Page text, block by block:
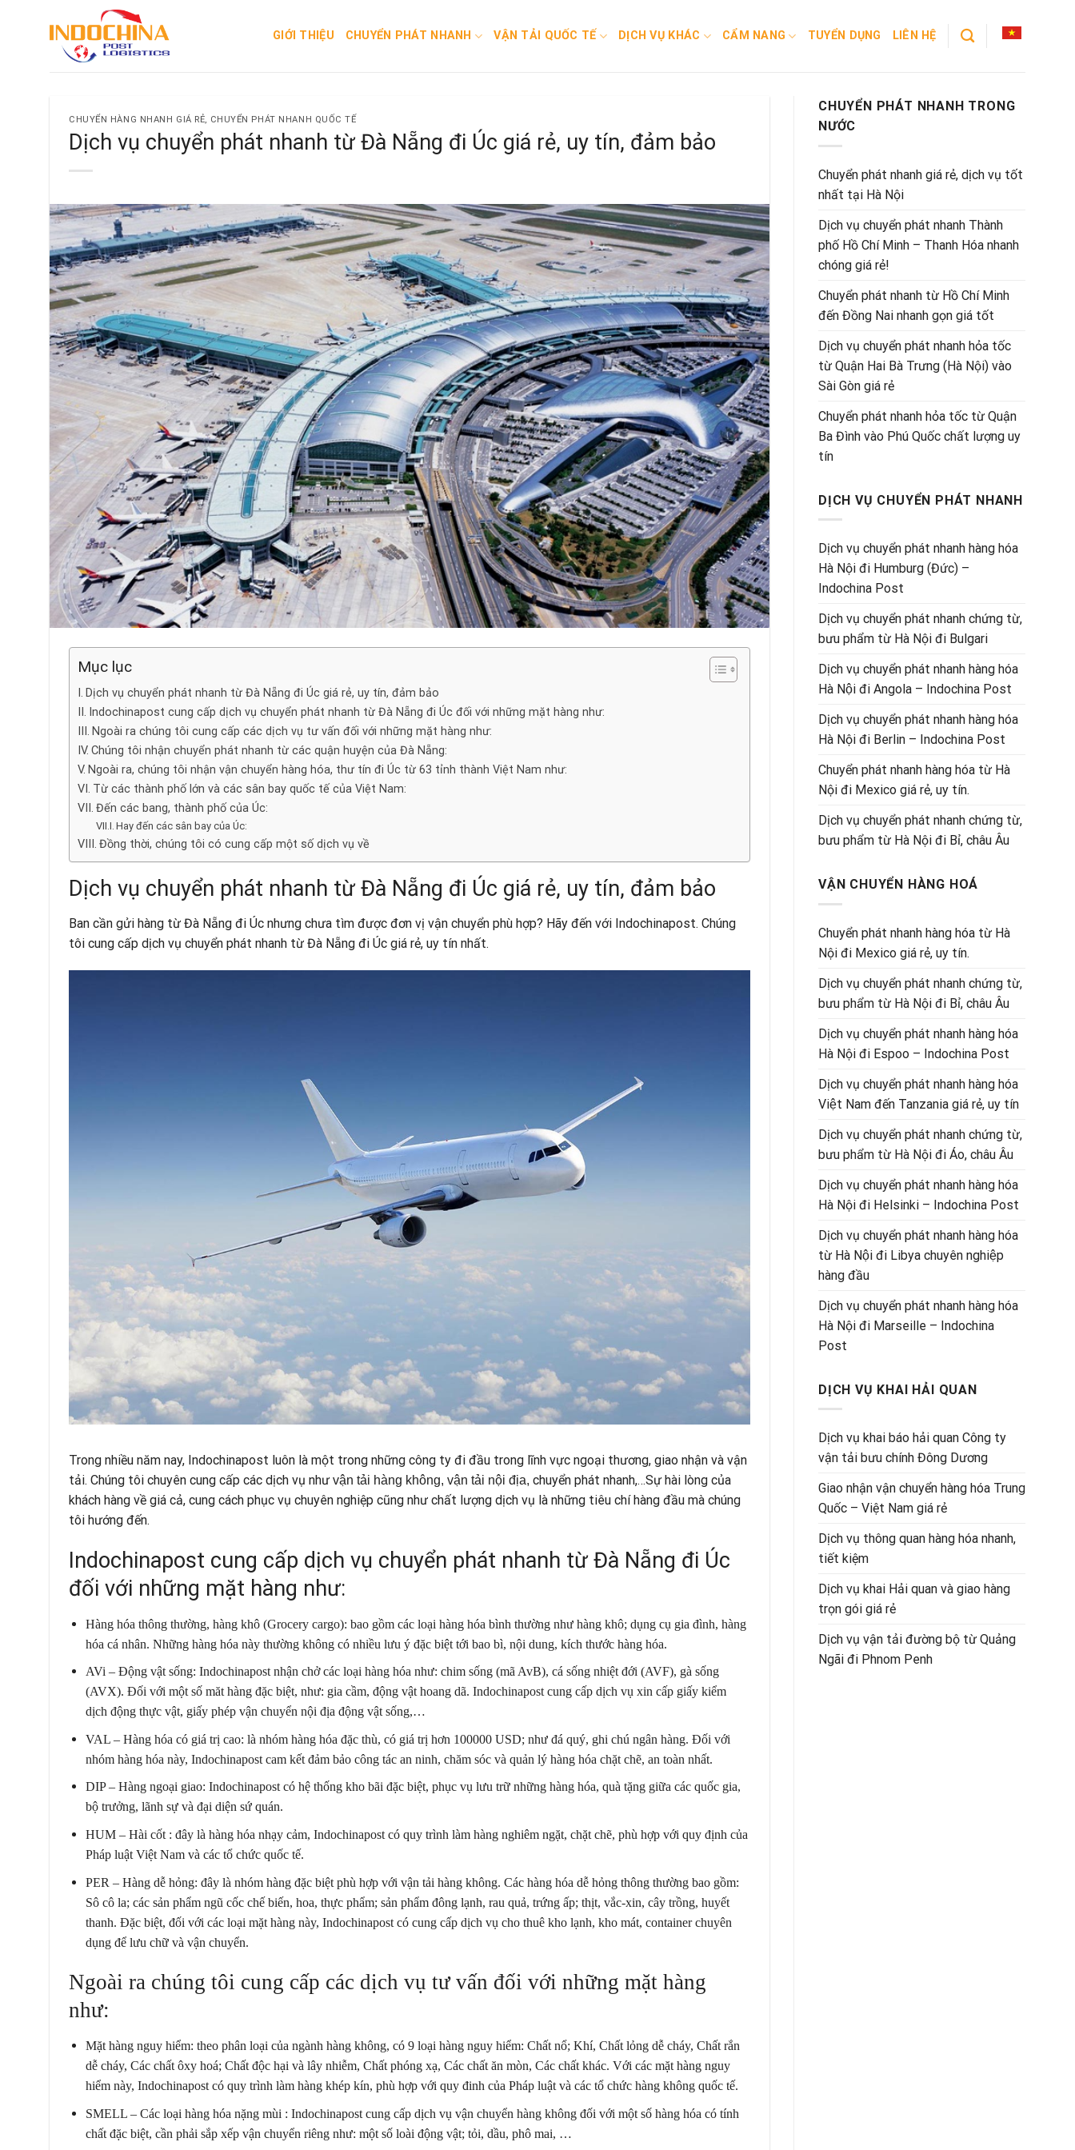
GIỚI THIỆU CHUYỂN PHÁT NHANH VẬN TẢI QUỐC TẾ DỊCH VỤ KHÁC CẨM NANG TUYỂN DỤNG LIÊN HỆ
CHUYỂN HÀNG NHANH GIÁ RẺ, CHUYỂN PHÁT NHANH QUỐC TẾ
Dịch vụ chuyển phát nhanh từ Đà Nẵng đi Úc giá rẻ, uy tín, đảm bảo
Mục lục
Dịch vụ chuyển phát nhanh từ Đà Nẵng đi Úc giá rẻ, uy tín, đảm bảo
Indochinapost cung cấp dịch vụ chuyển phát nhanh từ Đà Nẵng đi Úc đối với những mặt hàng như:
Ngoài ra chúng tôi cung cấp các dịch vụ tư vấn đối với những mặt hàng như:
Chúng tôi nhận chuyển phát nhanh từ các quận huyện của Đà Nẵng:
Ngoài ra, chúng tôi nhận vận chuyển hàng hóa, thư tín đi Úc từ 63 tỉnh thành Việt Nam như:
Từ các thành phố lớn và các sân bay quốc tế của Việt Nam:
Đến các bang, thành phố của Úc:
Hay đến các sân bay của Úc:
Đồng thời, chúng tôi có cung cấp một số dịch vụ về
Dịch vụ chuyển phát nhanh từ Đà Nẵng đi Úc giá rẻ, uy tín, đảm bảo
Ban cần gửi hàng từ Đà Nẵng đi Úc nhưng chưa tìm được đơn vị vận chuyển phù hợp? Hãy đến với Indochinapost. Chúng
tôi cung cấp dịch vụ chuyển phát nhanh từ Đà Nẵng đi Úc giá rẻ, uy tín nhất.
Trong nhiều năm nay, Indochinapost luôn là một trong những công ty đi đầu trong lĩnh vực ngoại thương, giao nhận và vận
tải. Chúng tôi chuyên cung cấp các dịch vụ như vận tải hàng không, vận tải nội địa, chuyển phát nhanh,…Sự hài lòng của
khách hàng về giá cả, cung cách phục vụ chuyên nghiệp cũng như chất lượng dịch vụ là những tiêu chí hàng đầu mà chúng
tôi hướng đến.
Indochinapost cung cấp dịch vụ chuyển phát nhanh từ Đà Nẵng đi Úc
đối với những mặt hàng như:
Hàng hóa thông thường, hàng khô (Grocery cargo): bao gồm các loại hàng hóa bình thường như hàng khô; dụng cụ gia đình, hàng
hóa cá nhân. Những hàng hóa này thường không có nhiều lưu ý đặc biệt tới bao bì, nội dung, kích thước hàng hóa.
AVi – Động vật sống: Indochinapost nhận chở các loại hàng hóa như: chim sống (mã AvB), cá sống nhiệt đới (AVF), gà sống
(AVX). Đối với một số măt hàng đặc biệt, như: gia cầm, động vật hoang dã. Indochinapost cung cấp dịch vụ xin cấp giấy kiểm
dịch động thực vật, giấy phép vận chuyển nội địa động vật sống,…
VAL – Hàng hóa có giá trị cao: là nhóm hàng hóa đặc thù, có giá trị hơn 100000 USD; như đá quý, ghi chú ngân hàng. Đối với
nhóm hàng hóa này, Indochinapost cam kết đảm bảo công tác an ninh, chăm sóc và quản lý hàng hóa chặt chẽ, an toàn nhất.
DIP – Hàng ngoại giao: Indochinapost có hệ thống kho bãi đặc biệt, phục vụ lưu trữ những hàng hóa, quà tặng giữa các quốc gia,
bộ trưởng, lãnh sự và đại diện sứ quán.
HUM – Hài cốt : đây là hàng hóa nhạy cảm, Indochinapost có quy trình làm hàng nghiêm ngặt, chặt chẽ, phù hợp với quy định của
Pháp luật Việt Nam và các tổ chức quốc tế.
PER – Hàng dễ hỏng: đây là nhóm hàng đặc biệt phù hợp với vận tải hàng không. Các hàng hóa dễ hỏng thông thường bao gồm:
Sô cô la; các sản phẩm ngũ cốc chế biến, hoa, thực phẩm; sản phẩm đông lạnh, rau quả, trứng ấp; thịt, vắc-xin, cây trồng, huyết
thanh. Đặc biệt, đối với các loại mặt hàng này, Indochinapost có cung cấp dịch vụ cho thuê kho lạnh, kho mát, container chuyên
dụng để lưu chữ và vận chuyển.
Ngoài ra chúng tôi cung cấp các dịch vụ tư vấn đối với những mặt hàng
như:
Mặt hàng nguy hiểm: theo phân loại của ngành hàng không, có 9 loại hàng nguy hiểm: Chất nổ; Khí, Chất lỏng dễ cháy, Chất rắn
dễ cháy, Các chất ôxy hoá; Chất độc hại và lây nhiễm, Chất phóng xạ, Các chất ăn mòn, Các chất khác. Với các mặt hàng nguy
hiểm này, Indochinapost có quy trình làm hàng khép kín, phù hợp với quy đinh của Pháp luật và các tổ chức hàng không quốc tế.
SMELL – Các loại hàng hóa nặng mùi : Indochinapost cung cấp dịch vụ vận chuyển hàng không đối với một số hàng hóa có tính
chất đặc biệt, cần phải sắp xếp vận chuyển riêng như: một số loài động vật; tỏi, dầu, phô mai, …
CHUYỂN PHÁT NHANH TRONG
NƯỚC
Chuyển phát nhanh giá rẻ, dịch vụ tốt
nhất tại Hà Nội
Dịch vụ chuyển phát nhanh Thành
phố Hồ Chí Minh – Thanh Hóa nhanh
chóng giá rẻ!
Chuyển phát nhanh từ Hồ Chí Minh
đến Đồng Nai nhanh gọn giá tốt
Dịch vụ chuyển phát nhanh hỏa tốc
từ Quận Hai Bà Trưng (Hà Nội) vào
Sài Gòn giá rẻ
Chuyển phát nhanh hỏa tốc từ Quận
Ba Đình vào Phú Quốc chất lượng uy
tín
DỊCH VỤ CHUYỂN PHÁT NHANH
Dịch vụ chuyển phát nhanh hàng hóa
Hà Nội đi Humburg (Đức) –
Indochina Post
Dịch vụ chuyển phát nhanh chứng từ,
bưu phẩm từ Hà Nội đi Bulgari
Dịch vụ chuyển phát nhanh hàng hóa
Hà Nội đi Angola – Indochina Post
Dịch vụ chuyển phát nhanh hàng hóa
Hà Nội đi Berlin – Indochina Post
Chuyển phát nhanh hàng hóa từ Hà
Nội đi Mexico giá rẻ, uy tín.
Dịch vụ chuyển phát nhanh chứng từ,
bưu phẩm từ Hà Nội đi Bỉ, châu Âu
VẬN CHUYỂN HÀNG HOÁ
Chuyển phát nhanh hàng hóa từ Hà
Nội đi Mexico giá rẻ, uy tín.
Dịch vụ chuyển phát nhanh chứng từ,
bưu phẩm từ Hà Nội đi Bỉ, châu Âu
Dịch vụ chuyển phát nhanh hàng hóa
Hà Nội đi Espoo – Indochina Post
Dịch vụ chuyển phát nhanh hàng hóa
Việt Nam đến Tanzania giá rẻ, uy tín
Dịch vụ chuyển phát nhanh chứng từ,
bưu phẩm từ Hà Nội đi Áo, châu Âu
Dịch vụ chuyển phát nhanh hàng hóa
Hà Nội đi Helsinki – Indochina Post
Dịch vụ chuyển phát nhanh hàng hóa
từ Hà Nội đi Libya chuyên nghiệp
hàng đầu
Dịch vụ chuyển phát nhanh hàng hóa
Hà Nội đi Marseille – Indochina
Post
DỊCH VỤ KHAI HẢI QUAN
Dịch vụ khai báo hải quan Công ty
vận tải bưu chính Đông Dương
Giao nhận vận chuyển hàng hóa Trung
Quốc – Việt Nam giá rẻ
Dịch vụ thông quan hàng hóa nhanh,
tiết kiệm
Dịch vụ khai Hải quan và giao hàng
trọn gói giá rẻ
Dịch vụ vận tải đường bộ từ Quảng
Ngãi đi Phnom Penh